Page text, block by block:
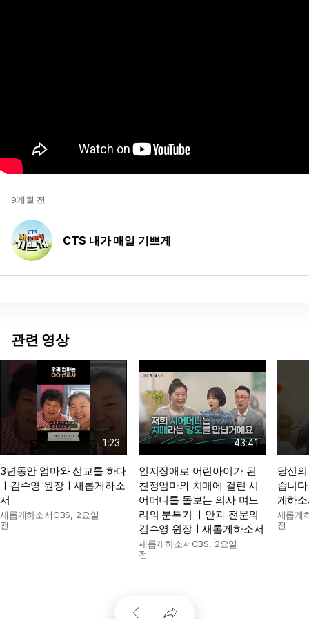
9개월 전
CTS 내가 매일 기쁘게
관련 영상
1:23
3년동안 엄마와 선교를 하다
ㅣ김수영 원장ㅣ새롭게하소
서
새롭게하소서CBS, 2요일
전
43:41
인지장애로 어린아이가 된
친정엄마와 치매에 걸린 시
어머니를 돌보는 의사 며느
리의 분투기 ㅣ안과 전문의
김수영 원장ㅣ새롭게하소서
새롭게하소서CBS, 2요일
전
당신
습니
게하
새롭게
전